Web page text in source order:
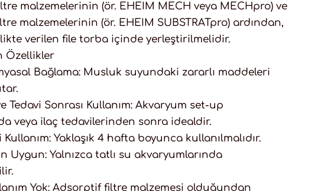
malzemelerinin (ör. EHEIM MECH veya MECHpro) ve
malzemelerinin (ör. EHEIM SUBSTRATpro) ardından,
verilen file torba içinde yerleştirilmelidir.
Özellikler
Bağlama: Musluk suyundaki zararlı maddeleri
Tedavi Sonrası Kullanım: Akvaryum set-up
veya ilaç tedavilerinden sonra idealdir.
Kullanım: Yaklaşık 4 hafta boyunca kullanılmalıdır.
Uygun: Yalnızca tatlı su akvaryumlarında
Yok: Adsorptif filtre malzemesi olduğundan